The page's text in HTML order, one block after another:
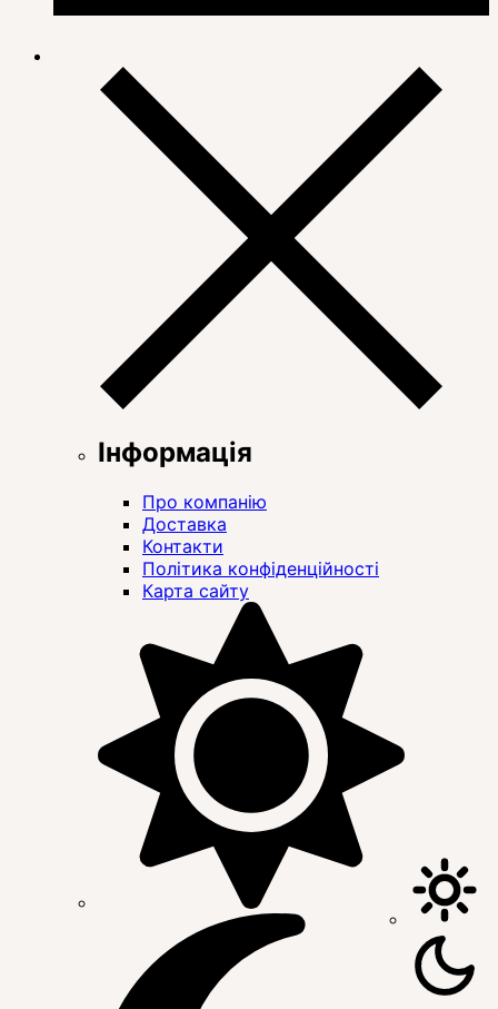
Інформація
Про компанію
Доставка
Контакти
Політика конфіденційності
Карта сайту